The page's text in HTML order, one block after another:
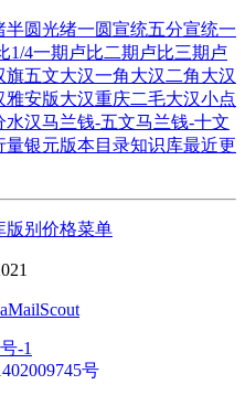
半圆光绪一圆宣统五分宣统一
1/4一期卢比二期卢比三期卢
旗五文大汉一角大汉二角大汉
雅安版大汉重庆二毛大汉小点
水汉马兰钱-五文马兰钱-十文
量银元版本目录知识库最近更
版别 价格菜单
MailScout
-1
号